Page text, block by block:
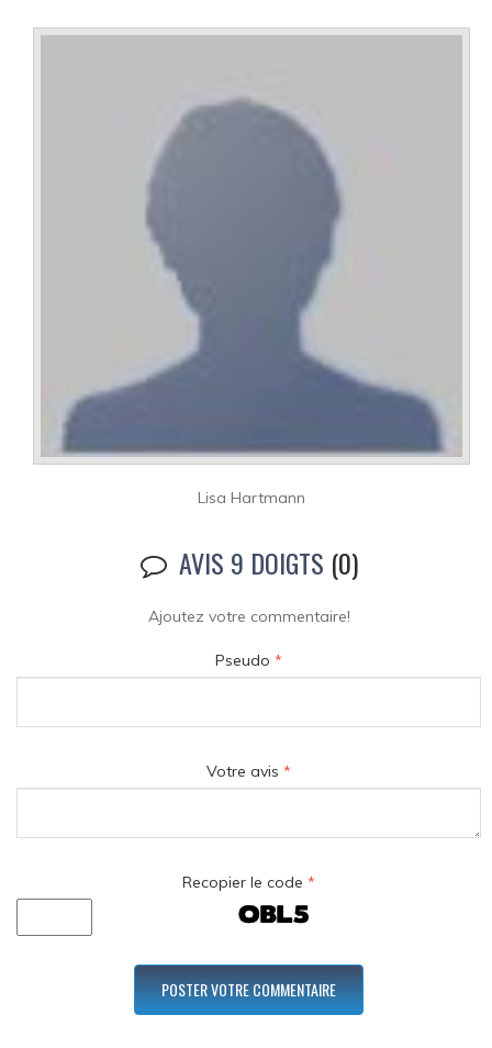
Lisa Hartmann
AVIS 9 DOIGTS (0)
Ajoutez votre commentaire!
Pseudo *
Votre avis *
Recopier le code *